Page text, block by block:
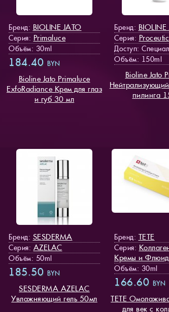
Бренд: BIOLINE JATO
Серия: Primaluce
Объём: 30ml
184.40 BYN
Bioline Jato Primaluce
ExfoRadiance Крем для глаз
и губ 30 мл
Бренд: BIOLINE
Серия: Proceutic
Доступ:
Объём: 150ml
Bioline Jato
пилинга
Бренд: SESDERMA
Серия: AZELAC
Объём: 50ml
185.50 BYN
SESDERMA AZELAC
Увлажняющий гель 50мл
Бренд: TETE
Серия:
Кремы и
Объём: 30ml
166.60 BYN
TETE
для век с